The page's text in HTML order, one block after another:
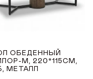
ОБЕДЕННЫЙ
М, 220*115СМ,
МЕТАЛЛ